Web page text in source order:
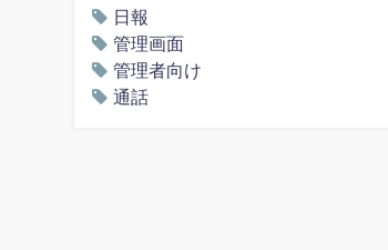
日報
管理画面
管理者向け
通話